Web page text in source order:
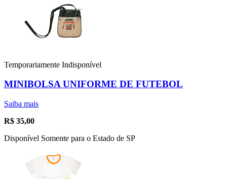
Temporariamente Indisponível
MINIBOLSA UNIFORME DE FUTEBOL
Saiba mais
R$ 35,00
Disponível Somente para o Estado de SP